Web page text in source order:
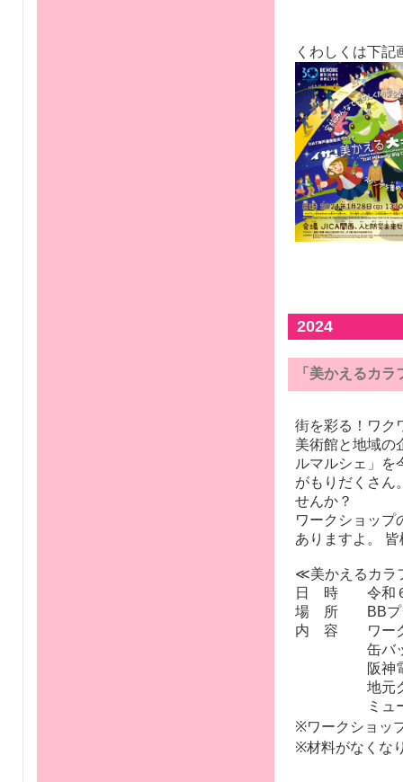
くわしくは下記
2024
「美かえるカ
街を彩る！ワク
美術館と地域の
ルマルシェ」を
がもりだくさん
せんか？
ワークショップ
ありますよ。
≪美かえるカラ
日 時 令和６
場 所 BBプラ
内 容 ワークシ
缶バッジづ
阪神電車・
地元グル
ミュージア
※ワークショッ
※材料がなくな